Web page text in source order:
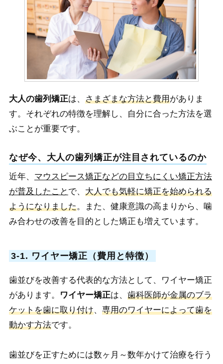
大人の歯列矯正は、 さまざまな方法と費用がありま
す。それぞれの特徴を理解し、自分に合った方法を選
ぶことが重要です。
なぜ今、大人の歯列矯正が注目されているのか
近年、 マウスピース矯正などの目立ちにくい矯正方法
が普及したこと で、 大人でも気軽に矯正を始められる
ようになりました。また、健康意識の高まりから、噛
み合わせの改善を目的とした矯正も増えています。
3-1. ワイヤー矯正（費用と特徴）
歯並びを改善する代表的な方法として、ワイヤー矯正
があります。
ワイヤー矯正は、 歯科医師が金属のブラ
ケットを歯に取り付け、 専用のワイヤーによって歯を
動かす方法です。
歯並びを正すためには数ヶ月～数年かけて治療を行う